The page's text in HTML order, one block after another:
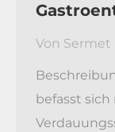
Von
befasst